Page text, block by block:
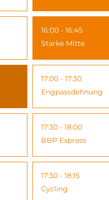
16:00 - 16:45
Starke Mitte
17:00 - 17:30
Engpassdehnung
17:30 - 18:00
BBP Express
17:30 - 18:15
Cycling